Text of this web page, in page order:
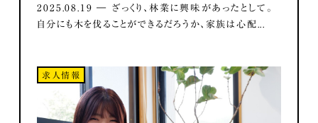
2025.08.19 ― ざっくり、林業に興味があったとして。
自分にも木を伐ることができるだろうか、家族は心配...
求人情報